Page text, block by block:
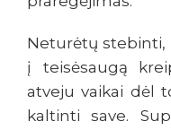
Neturėtų stebinti,
į teisėsaugą
atveju vaikai dėl
kaltinti save.